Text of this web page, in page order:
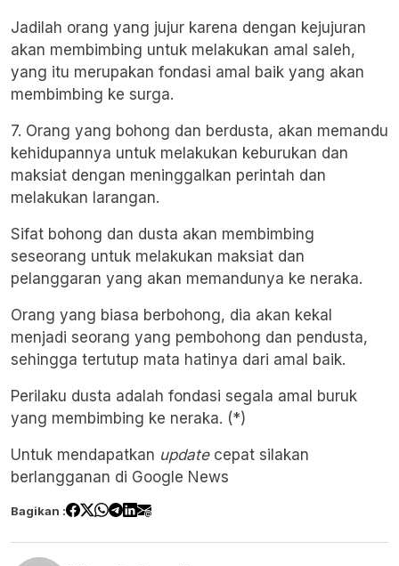
Jadilah orang yang jujur karena dengan kejujuran
akan membimbing untuk melakukan amal saleh,
yang itu merupakan fondasi amal baik yang akan
membimbing ke surga.
7. Orang yang bohong dan berdusta, akan memandu
kehidupannya untuk melakukan keburukan dan
maksiat dengan meninggalkan perintah dan
melakukan larangan.
Sifat bohong dan dusta akan membimbing
seseorang untuk melakukan maksiat dan
pelanggaran yang akan memandunya ke neraka.
Orang yang biasa berbohong, dia akan kekal
menjadi seorang yang pembohong dan pendusta,
sehingga tertutup mata hatinya dari amal baik.
Perilaku dusta adalah fondasi segala amal buruk
yang membimbing ke neraka. (*)
Untuk mendapatkan updatecepat silakan
berlangganan di Google News
Bagikan :